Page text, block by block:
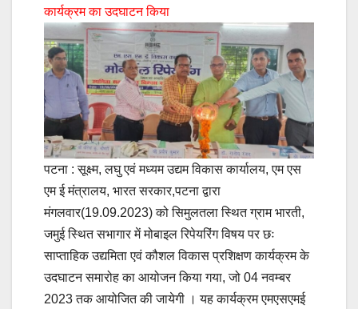
कार्यक्रम का उदघाटन किया
पटना : सूक्ष्म, लघु एवं मध्यम उद्यम विकास कार्यालय, एम एस
एम ई मंत्रालय, भारत सरकार,पटना द्वारा
मंगलवार(19.09.2023) को सिमुलतला स्थित ग्राम भारती,
जमुई स्थित सभागार में मोबाइल रिपेयरिंग विषय पर छः
साप्ताहिक उद्यमिता एवं कौशल विकास प्रशिक्षण कार्यक्रम के
उदघाटन समारोह का आयोजन किया गया, जो 04 नवम्बर
2023 तक आयोजित की जायेगी । यह कार्यक्रम एमएसएमई